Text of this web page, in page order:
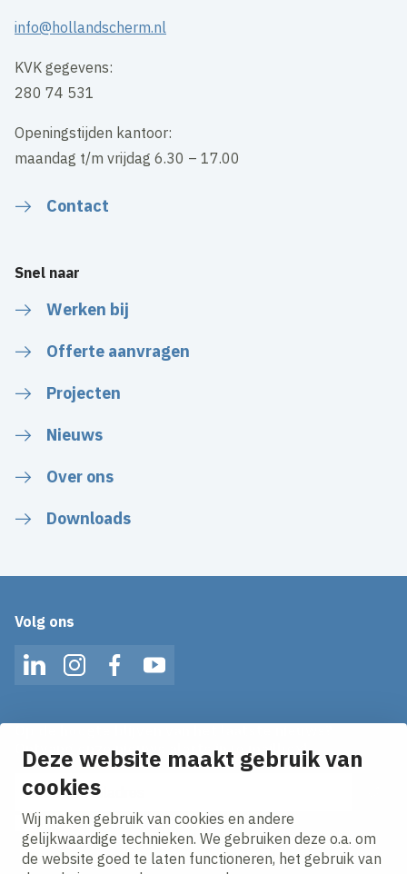
Deze website maakt gebruik van
cookies
Wij maken gebruik van cookies en andere
gelijkwaardige technieken. We gebruiken deze o.a. om
de website goed te laten functioneren, het gebruik van
info@hollandscherm.nl
KVK gegevens:
280 74 531
Openingstijden kantoor:
maandag t/m vrijdag 6.30 – 17.00
Contact
Snel naar
Werken bij
Offerte aanvragen
Projecten
Nieuws
Over ons
Downloads
Volg ons
LinkedInInstagramFacebookYouTube
Ontvang onze nieuws alerts in je mailbox!
E-mailadres
Ik ga akkoord met hetprivacy statement.